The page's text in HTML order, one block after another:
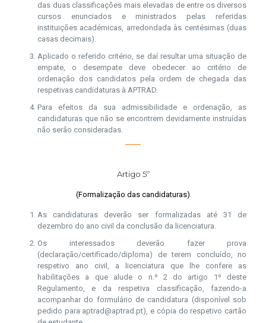
das duas classificações mais elevadas de entre os diversos
cursos enunciados e ministrados pelas referidas
instituições académicas, arredondada às centésimas (duas
casas decimais).
Aplicado o referido critério, se daí resultar uma situação de
empate, o desempate deve obedecer ao critério de
ordenação dos candidatos pela ordem de chegada das
respetivas candidaturas à APTRAD.
Para efeitos da sua admissibilidade e ordenação, as
candidaturas que não se encontrem devidamente instruídas
não serão consideradas.
Artigo 5º
(Formalização das candidaturas)
As candidaturas deverão ser formalizadas até 31 de
dezembro do ano civil da conclusão da licenciatura.
Os interessados deverão fazer prova
(declaração/certificado/diploma) de terem concluído, no
respetivo ano civil, a licenciatura que lhe confere as
habilitações a que alude o n.º 2 do artigo 1º deste
Regulamento, e da respetiva classificação, fazendo-a
acompanhar do formulário de candidatura (disponível sob
pedido para aptrad@aptrad.pt), e cópia do respetivo cartão